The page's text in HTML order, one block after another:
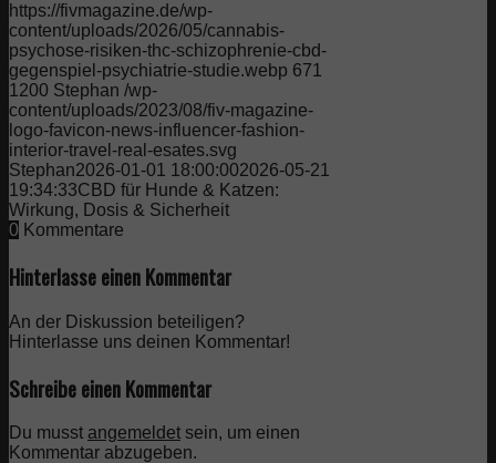
https://fivmagazine.de/wp-
content/uploads/2026/05/cannabis-
psychose-risiken-thc-schizophrenie-cbd-
gegenspiel-psychiatrie-studie.webp 671
1200 Stephan /wp-
content/uploads/2023/08/fiv-magazine-
logo-favicon-news-influencer-fashion-
interior-travel-real-esates.svg
Stephan2026-01-01 18:00:002026-05-21
19:34:33CBD für Hunde & Katzen:
Wirkung, Dosis & Sicherheit
0 Kommentare
Hinterlasse einen Kommentar
An der Diskussion beteiligen?
Hinterlasse uns deinen Kommentar!
Schreibe einen Kommentar
Du musst angemeldet sein, um einen
Kommentar abzugeben.